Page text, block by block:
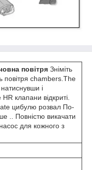
повітря Зніміть
повітря chambers.The
і
клапани відкриті.
цибулю розвал По-
.. Повністю викачати
для кожного з